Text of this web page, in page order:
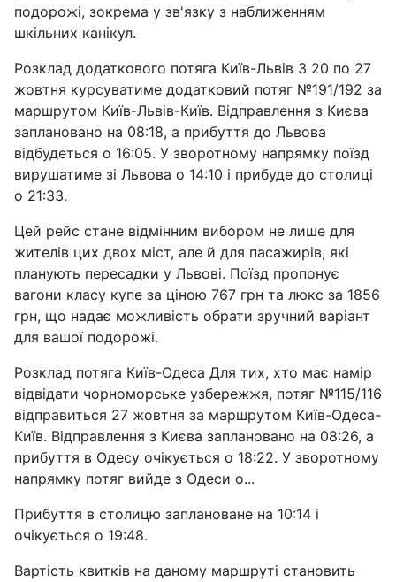
подорожі, зокрема у зв'язку з наближенням
шкільних канікул.
Розклад додаткового потяга Київ-Львів З 20 по 27
жовтня курсуватиме додатковий потяг №191/192 за
маршрутом Київ-Львів-Київ. Відправлення з Києва
заплановано на 08:18, а прибуття до Львова
відбудеться о 16:05. У зворотному напрямку поїзд
вирушатиме зі Львова о 14:10 і прибуде до столиці
о 21:33.
Цей рейс стане відмінним вибором не лише для
жителів цих двох міст, але й для пасажирів, які
планують пересадки у Львові. Поїзд пропонує
вагони класу купе за ціною 767 грн та люкс за 1856
грн, що надає можливість обрати зручний варіант
для вашої подорожі.
Розклад потяга Київ-Одеса Для тих, хто має намір
відвідати чорноморське узбережжя, потяг №115/116
відправиться 27 жовтня за маршрутом Київ-Одеса-
Київ. Відправлення з Києва заплановано на 08:26, а
прибуття в Одесу очікується о 18:22. У зворотному
напрямку потяг вийде з Одеси о...
Прибуття в столицю заплановане на 10:14 і
очікується о 19:48.
Вартість квитків на даному маршруті становить